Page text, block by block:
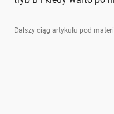
Dalszy ciąg artykułu pod